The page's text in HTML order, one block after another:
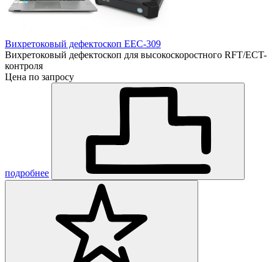
Вихретоковый дефектоскоп EEC-309
Вихретоковый дефектоскоп для высокоскоростного RFT/ECT-
контроля
Цена по запросу
подробнее